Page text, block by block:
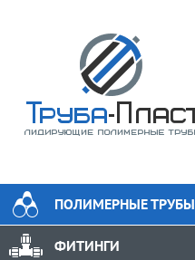
ПОЛИМЕРНЫЕ ТРУБЫ
ФИТИНГИ